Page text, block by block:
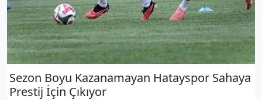
Sezon Boyu Kazanamayan Hatayspor Sahaya
Prestij İçin Çıkıyor